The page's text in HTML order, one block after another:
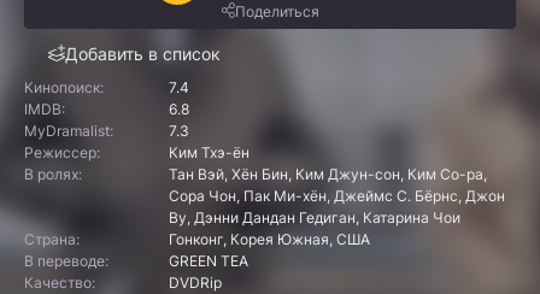
Добавить в список
Поделиться
Кинопоиск:
7.4
IMDB:
6.8
MyDramalist:
7.3
Режиссер:
Ким Тхэ-ён
В ролях:
Тан Вэй, Хён Бин, Ким Джун-сон, Ким Со-ра,
Сора Чон, Пак Ми-хён, Джеймс С. Бёрнс, Джон
Ву, Дэнни Дандан Гедиган, Катарина Чои
Страна:
Гонконг, Корея Южная, США
В переводе:
GREEN TEA
Качество:
DVDRip